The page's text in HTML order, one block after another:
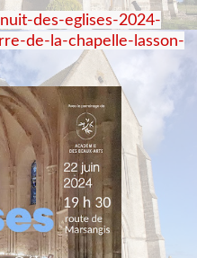
des-eglises-2024-
de-la-chapelle-lasson-